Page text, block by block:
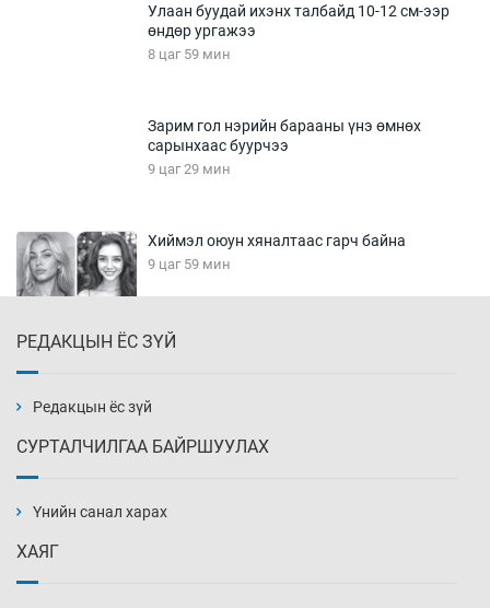
Улаан буудай ихэнх талбайд 10-12 см-ээр
өндөр ургажээ
8 цаг 59 мин
Зарим гол нэрийн барааны үнэ өмнөх
сарынхаас буурчээ
9 цаг 29 мин
Хиймэл оюун хяналтаас гарч байна
9 цаг 59 мин
10 цаг 29 мин
нэмэгджээ
РЕДАКЦЫН ЁС ЗҮЙ
Редакцын ёс зүй
СУРТАЛЧИЛГАА БАЙРШУУЛАХ
Үнийн санал харах
ХАЯГ